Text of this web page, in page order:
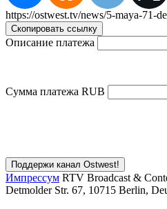
https://ostwest.tv/news/5-maya-71-
Скопировать ссылку
Описание платежа
Сумма платежа RUB
Импрессум RTV Broadcast &
Detmolder Str. 67, 10715 Berlin,